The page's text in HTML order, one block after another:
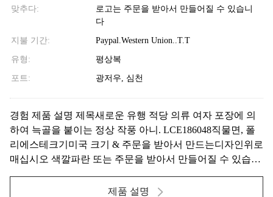
맞추다:
로고는 주문을 받아서 만들어질 수 있습니
다
지불 기간: Paypal.Western Union..T.T
유형: 평상복
포트: 광저우, 심천
경험 제품 설명 제목새로운 유행 적당 의류 여자 포장에 의
하여 늑골을 붙이는 정상 작풍 아니. LCE186048직물면, 폴
리에스테크기미국 크기 & 주문을 받아서 만드는디자인위로
매십시오 색깔파란 또는 주문을 받아서 만들어질 수 있습니
새로운 유행 적당 의류 여자 포장에 의하여 늑골을 붙이는
제품 설명